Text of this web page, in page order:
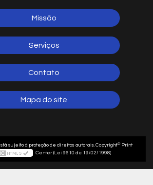
Missão
Serviços
Contato
Mapa do site
sujeito à proteção de direitos autorais. Copyright© Print
Center (Lei 9610 de 19/02/1998)